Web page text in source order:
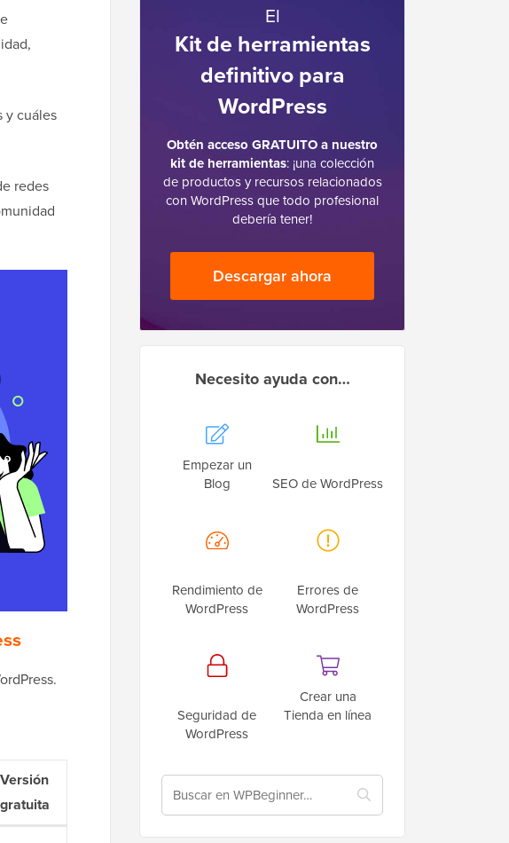
y cuáles
redes
Versión
gratuita
El
Kit de herramientas
definitivo para
WordPress
Obtén acceso GRATUITO a nuestro
kit de herramientas: ¡una colección
de productos y recursos relacionados
con WordPress que todo profesional
debería tener!
Descargar ahora
Necesito ayuda con…
Empezar un
Blog
SEO de WordPress
Rendimiento de
WordPress
Errores de
WordPress
Seguridad de
WordPress
Crear una
Tienda en línea